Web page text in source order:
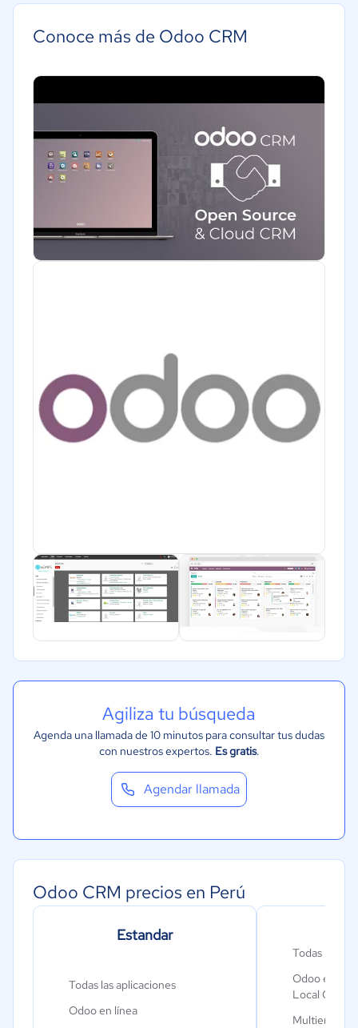
Hotelería / Viajes
Legales
Software / TI
Telecomunicaciones
ONG
Conoce más de Odoo CRM
Agiliza tu búsqueda
Agenda una llamada de 10 minutos para consultar tus dudas
con nuestros expertos. Es gratis.
Agendar llamada
Odoo CRM precios en Perú
Estandar
Todas las aplicaciones
Odoo en línea
Todas las
Odoo en
Local Odoo